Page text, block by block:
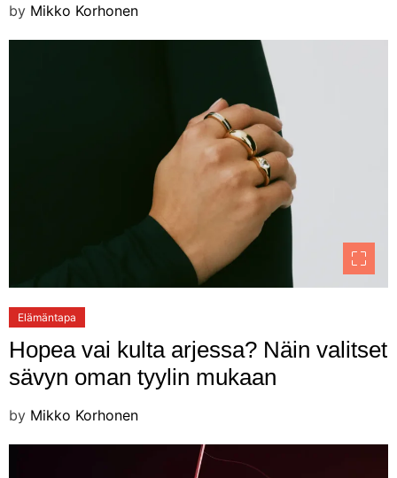
by Mikko Korhonen
Elämäntapa
Hopea vai kulta arjessa? Näin valitset
sävyn oman tyylin mukaan
by Mikko Korhonen